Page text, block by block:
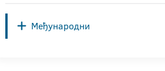
Међународни